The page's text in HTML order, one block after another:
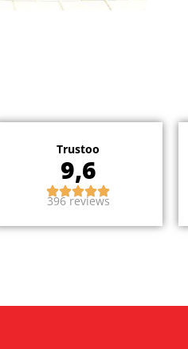
Trustoo
9,6
396 reviews